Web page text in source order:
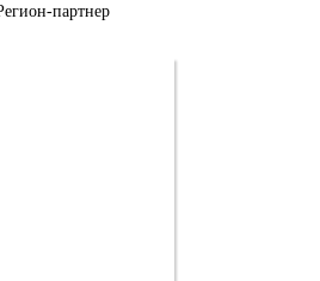
партнер